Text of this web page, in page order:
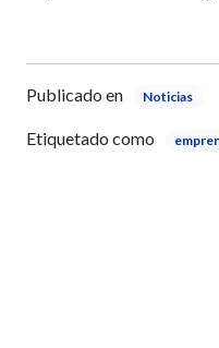
Publicado en Noticias
Etiquetado como